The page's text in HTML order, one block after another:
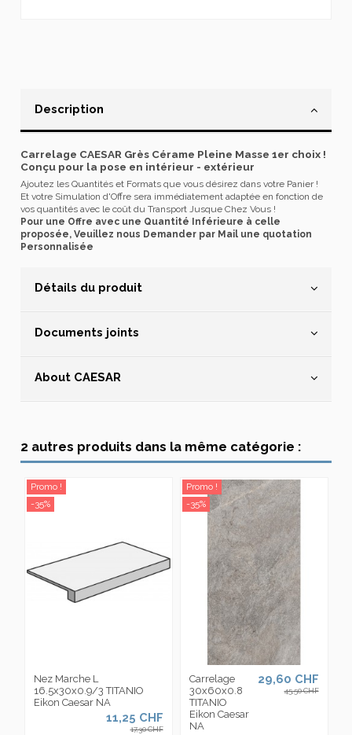
Description
Carrelage CAESAR Grès Cérame Pleine Masse 1er choix !
Conçu pour la pose en intérieur - extérieur
Ajoutez les Quantités et Formats que vous désirez dans votre Panier !
Et votre Simulation d'Offre sera immédiatement adaptée en fonction de
vos quantités avec le coût du Transport Jusque Chez Vous !
Pour une Offre avec une Quantité Inférieure à celle
proposée, Veuillez nous Demander par Mail une quotation
Personnalisée
Détails du produit
Documents joints
About CAESAR
2 autres produits dans la même catégorie :
Promo !
-35%
Nez Marche L
16.5x30x0.9/3 TITANIO
Eikon Caesar NA
11,25 CHF
17,30 CHF
Promo !
-35%
Carrelage
30x60x0.8
TITANIO
Eikon Caesar
NA
29,60 CHF
45,50 CHF